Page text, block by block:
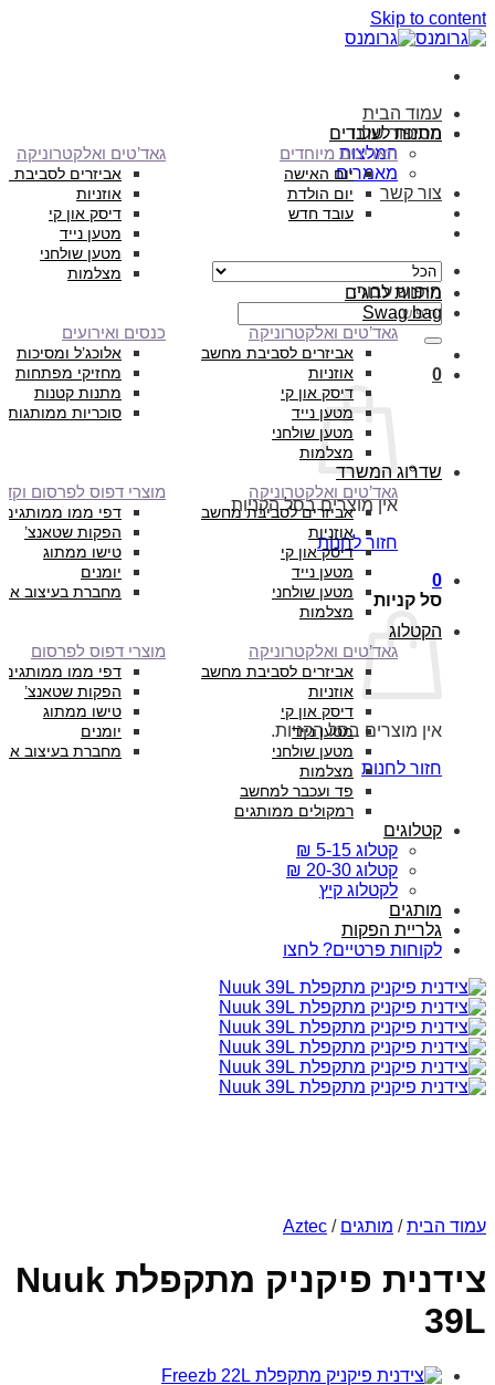
Skip to content
עמוד הבית
הסיפור שלנו
המלצות
מאמרים
צור קשר
חיפוש עבור:
0
אין מוצרים בסל הקניות.
חזור לחנות
0
סל קניות
אין מוצרים בסל הקניות.
חזור לחנות
מתנות לעובדים
תאריכים מיוחדים
יום האישה
יום הולדת
עובד חדש
גאד’טים ואלקטרוניקה
אביזרים לסביבת
אוזניות
דיסק און קי
מטען נייד
מטען שולחני
מצלמות
מתנות לחגים
Swag bag
גאד’טים ואלקטרוניקה
אביזרים לסביבת מחשב
אוזניות
דיסק און קי
מטען נייד
מטען שולחני
מצלמות
כנסים ואירועים
אלוכג’ל ומסיכות
מחזיקי מפתחות
מתנות קטנות
סוכריות ממותגות
שדרוג המשרד
גאד’טים ואלקטרוניקה
אביזרים לסביבת מחשב
אוזניות
דיסק און קי
מטען נייד
מטען שולחני
מצלמות
מוצרי דפוס לפרסום
דפי ממו ממותגים
הפקות שטאנצ’
טישו ממתוג
יומנים
מחברת בעיצוב
הקטלוג
גאד’טים ואלקטרוניקה
אביזרים לסביבת מחשב
אוזניות
דיסק און קי
מטען נייד
מטען שולחני
מצלמות
פד ועכבר למחשב
רמקולים ממותגים
מוצרי דפוס לפרסום
דפי ממו ממותגים
הפקות שטאנצ’
טישו ממתוג
יומנים
מחברת בעיצוב
קטלוגים
קטלוג 5-15 ₪
קטלוג 20-30 ₪
לקטלוג קיץ
מותגים
גלריית הפקות
לקוחות פרטיים? לחצו
עמוד הבית / מותגים /
Aztec
צידנית פיקניק מתקפלת Nuuk
39L